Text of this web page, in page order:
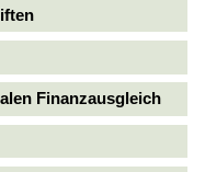
Finanzausgleich